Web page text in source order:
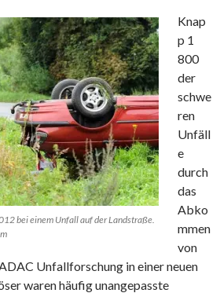
bei einem Unfall auf der Landstraße.
Knap
p 1
800
der
schwe
ren
Unfäll
e
durch
das
Abko
mmen
von
Unfallforschung in einer neuen
waren häufig unangepasste